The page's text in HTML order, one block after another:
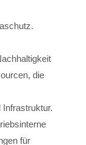
die
Infrastruktur.
für